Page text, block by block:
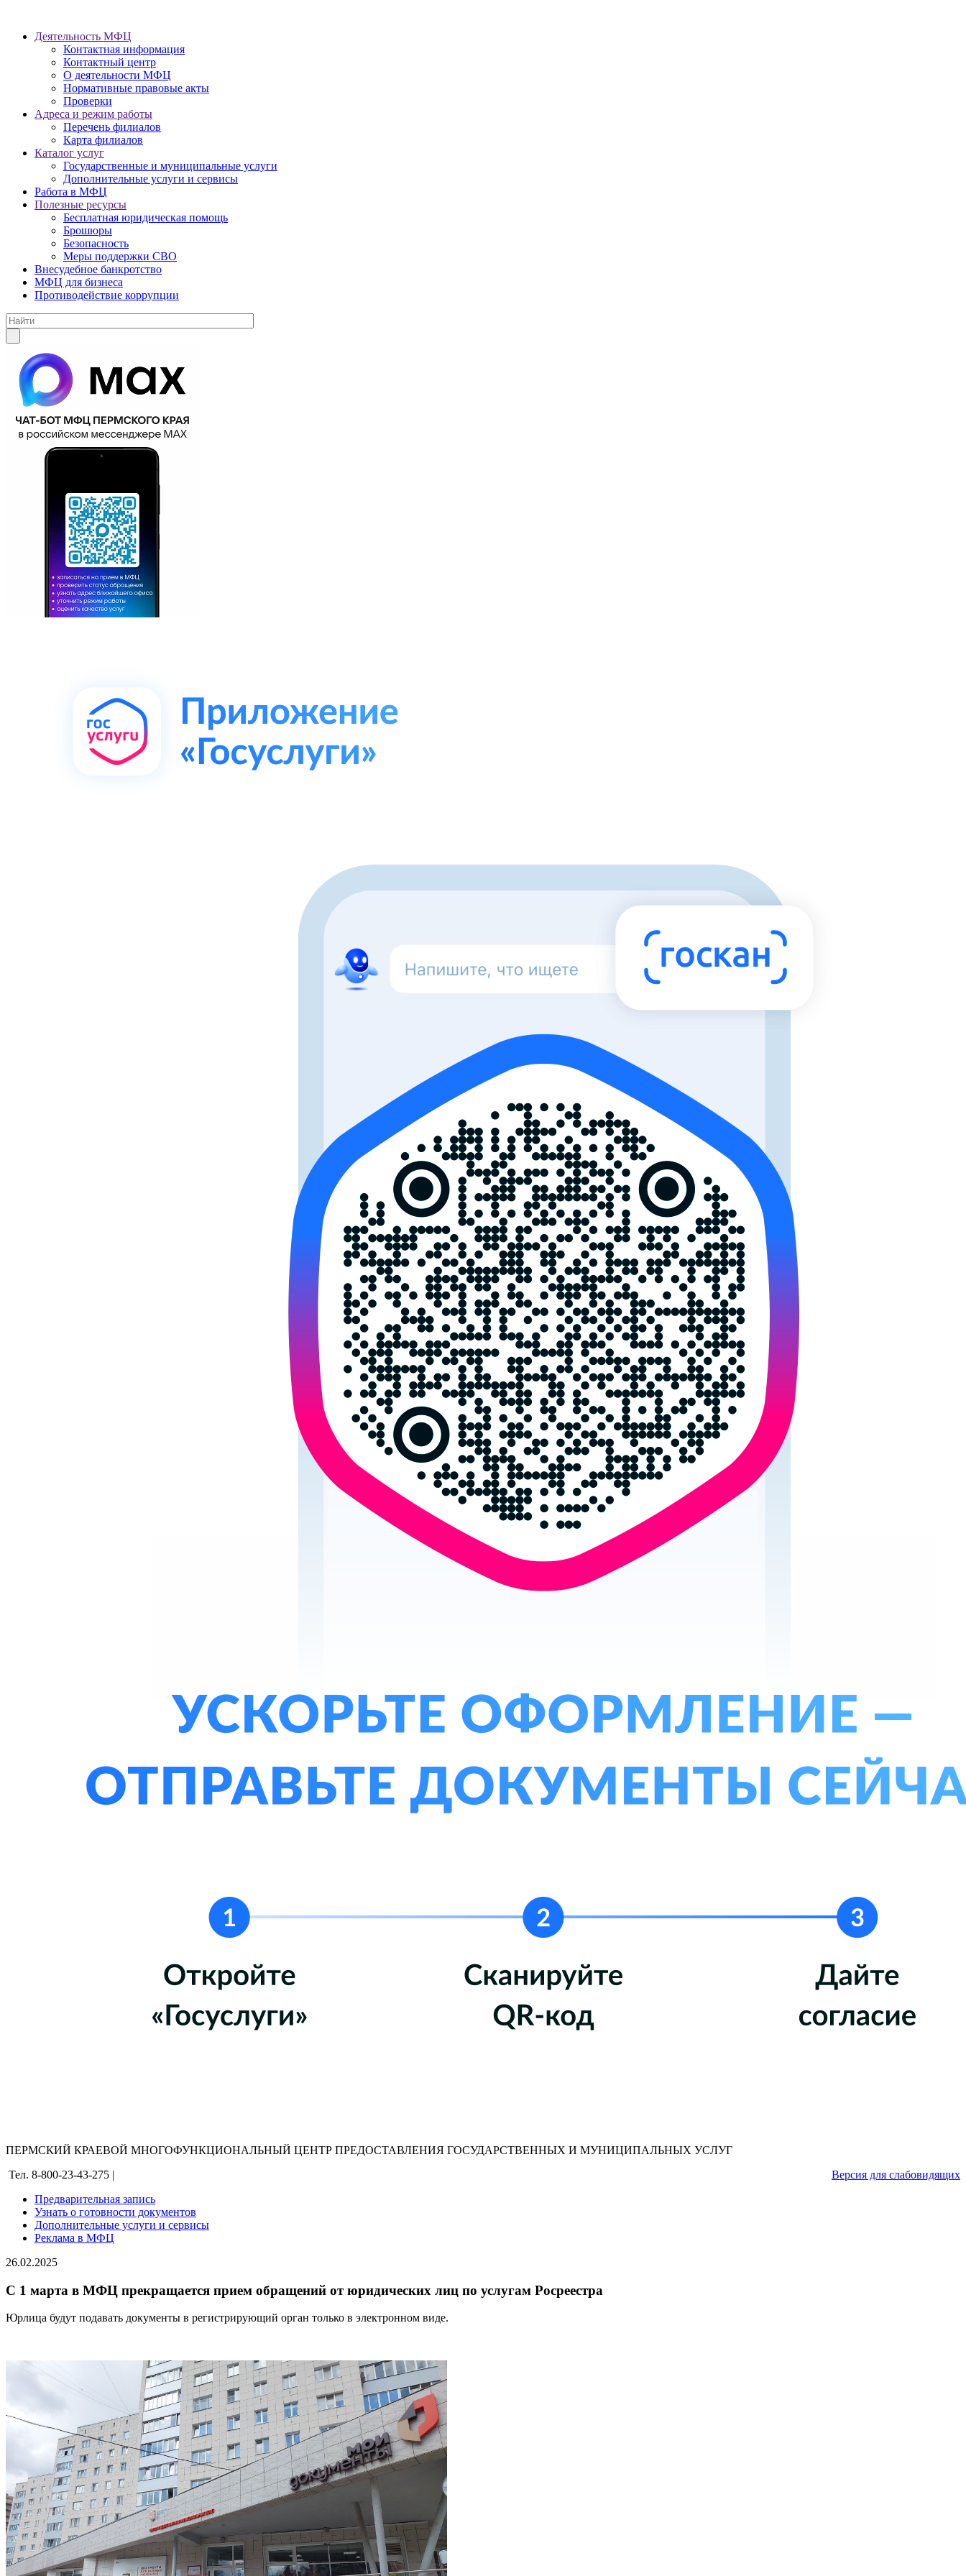
Деятельность МФЦ
Контактная информация
Контактный центр
О деятельности МФЦ
Нормативные правовые акты
Проверки
Адреса и режим работы
Перечень филиалов
Карта филиалов
Каталог услуг
Государственные и муниципальные услуги
Дополнительные услуги и сервисы
Работа в МФЦ
Полезные ресурсы
Бесплатная юридическая помощь
Брошюры
Безопасность
Меры поддержки СВО
Внесудебное банкротство
МФЦ для бизнеса
Противодействие коррупции
ПЕРМСКИЙ КРАЕВОЙ МНОГОФУНКЦИОНАЛЬНЫЙ ЦЕНТР ПРЕДОСТАВЛЕНИЯ ГОСУДАРСТВЕННЫХ И МУНИЦИПАЛЬНЫХ УСЛУГ
Тел. 8-800-23-43-275 |
Версия для слабовидящих
Предварительная запись
Узнать о готовности документов
Дополнительные услуги и сервисы
Реклама в МФЦ
26.02.2025
С 1 марта в МФЦ прекращается прием обращений от юридических лиц по услугам Росреестра
Юрлица будут подавать документы в регистрирующий орган только в электронном виде.